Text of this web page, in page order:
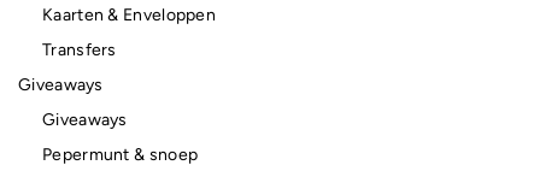
Kaarten & Enveloppen
Transfers
Giveaways
Giveaways
Pepermunt & snoep